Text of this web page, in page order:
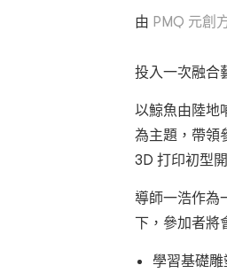
由 PMQ 元創
投入一次融合
以鯨魚由陸地
為主題，帶領
3D 打印初型
導師一浩作為
下，參加者將
學習基礎雕